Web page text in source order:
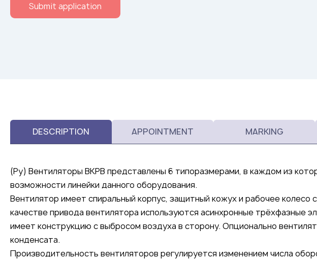
Submit application
DESCRIPTION APPOINTMENT MARKING
(Ру) Вентиляторы ВКРВ представлены 6 типоразмерами, в каждом из
возможности линейки данного оборудования.
Вентилятор имеет спиральный корпус, защитный кожух и рабочее колесо
качестве привода вентилятора используются асинхронные трёхфазные
имеет конструкцию с выбросом воздуха в сторону. Опционально
конденсата.
Производительность вентиляторов регулируется изменением числа